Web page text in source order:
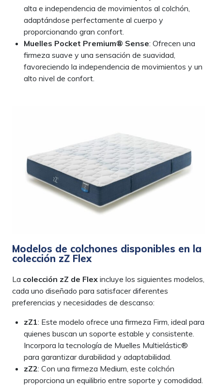
alta e independencia de movimientos al colchón,
adaptándose perfectamente al cuerpo y
proporcionando gran confort.
Muelles Pocket Premium® Sense: Ofrecen una
firmeza suave y una sensación de suavidad,
favoreciendo la independencia de movimientos y un
alto nivel de confort.
Modelos de colchones disponibles en la
colección zZ Flex
La colección zZ de Flex incluye los siguientes modelos,
cada uno diseñado para satisfacer diferentes
preferencias y necesidades de descanso:
zZ1: Este modelo ofrece una firmeza Firm, ideal para
quienes buscan un soporte estable y consistente.
Incorpora la tecnología de Muelles Multielástic®
para garantizar durabilidad y adaptabilidad.
zZ2: Con una firmeza Medium, este colchón
proporciona un equilibrio entre soporte y comodidad.